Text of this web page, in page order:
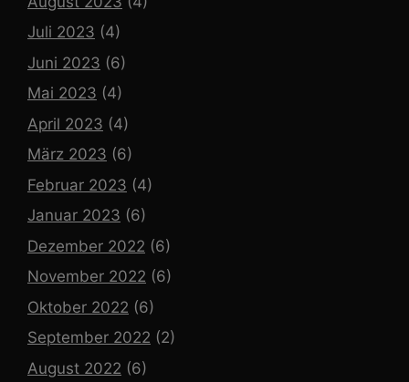
Juli 2023 (4)
Juni 2023 (6)
Mai 2023 (4)
April 2023 (4)
März 2023 (6)
Februar 2023 (4)
Januar 2023 (6)
Dezember 2022 (6)
November 2022 (6)
Oktober 2022 (6)
September 2022 (2)
August 2022 (6)